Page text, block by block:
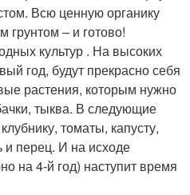
Всю ценную органику
– и готово!
культур . На высоких
год, будут прекрасно себя
растения, которым нужно
тыква. В следующие
томаты, капусту,
и перец. И на исходе
на 4-й год) наступит время